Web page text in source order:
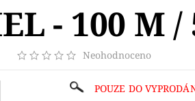
- 100 M /
Neohodnoceno
POUZE DO